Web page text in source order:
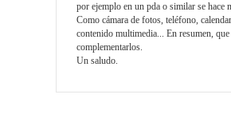
por ejemplo en un pda o similar se hace
Como cámara de fotos, teléfono,
contenido multimedia... En resumen,
complementarlos.
Un saludo.